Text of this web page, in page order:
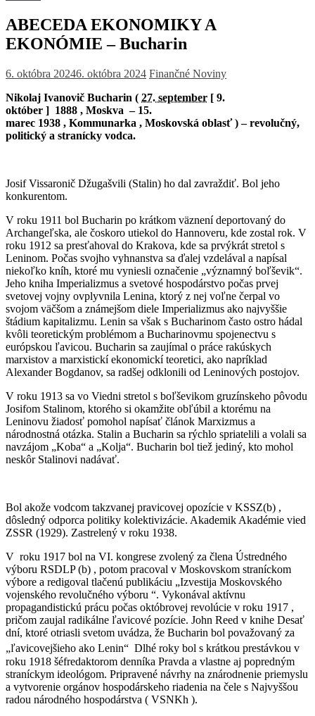
ABECEDA EKONOMIKY A
EKONÓMIE – Bucharin
6. októbra 20246. októbra 2024 Finančné Noviny
Nikolaj Ivanovič Bucharin ( 27. september [ 9.
október ] 1888 , Moskva – 15.
marec 1938 , Kommunarka , Moskovská oblasť ) – revolučný,
politický a stranícky vodca.
Josif Vissaronič Džugašvili (Stalin) ho dal zavraždiť. Bol jeho
konkurentom.
V roku 1911 bol Bucharin po krátkom väznení deportovaný do
Archangeľska, ale čoskoro utiekol do Hannoveru, kde zostal rok. V
roku 1912 sa presťahoval do Krakova, kde sa prvýkrát stretol s
Leninom. Počas svojho vyhnanstva sa ďalej vzdelával a napísal
niekoľko kníh, ktoré mu vyniesli označenie „významný boľševik“.
Jeho kniha Imperializmus a svetové hospodárstvo počas prvej
svetovej vojny ovplyvnila Lenina, ktorý z nej voľne čerpal vo
svojom väčšom a známejšom diele Imperializmus ako najvyššie
štádium kapitalizmu. Lenin sa však s Bucharinom často ostro hádal
kvôli teoretickým problémom a Bucharinovmu spojenectvu s
európskou ľavicou. Bucharin sa zaujímal o práce rakúskych
marxistov a marxistickí ekonomickí teoretici, ako napríklad
Alexander Bogdanov, sa radšej odklonili od Leninových postojov.
V roku 1913 sa vo Viedni stretol s boľševikom gruzínskeho pôvodu
Josifom Stalinom, ktorého si okamžite obľúbil a ktorému na
Leninovu žiadosť pomohol napísať článok Marxizmus a
národnostná otázka. Stalin a Bucharin sa rýchlo spriatelili a volali sa
navzájom „Koba“ a „Kolja“. Bucharin bol tiež jediný, kto mohol
neskôr Stalinovi nadávať.
Bol akože vodcom takzvanej pravicovej opozície v KSSZ(b) ,
dôsledný odporca politiky kolektivizácie. Akademik Akadémie vied
ZSSR (1929). Zastrelený v roku 1938.
V roku 1917 bol na VI. kongrese zvolený za člena Ústredného
výboru RSDLP (b) , potom pracoval v Moskovskom straníckom
výbore a redigoval tlačenú publikáciu „Izvestija Moskovského
vojenského revolučného výboru “. Vykonával aktívnu
propagandistickú prácu počas októbrovej revolúcie v roku 1917 ,
pričom zaujal radikálne ľavicové pozície. John Reed v knihe Desať
dní, ktoré otriasli svetom uvádza, že Bucharin bol považovaný za
„ľavicovejšieho ako Lenin“ Dlhé roky bol s krátkou prestávkou v
roku 1918 šéfredaktorom denníka Pravda a vlastne aj popredným
straníckym ideológom. Pripravené návrhy na znárodnenie priemyslu
a vytvorenie orgánov hospodárskeho riadenia na čele s Najvyššou
radou národného hospodárstva ( VSNKh ).